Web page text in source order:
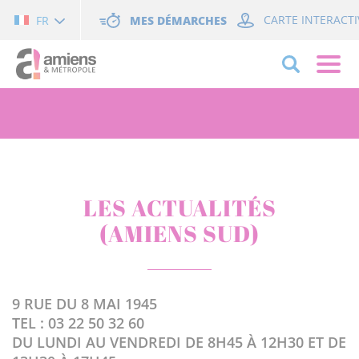
FR MES DÉMARCHES CARTE
LES ACTUALITÉS
(AMIENS SUD)
9 RUE DU 8 MAI 1945
TEL : 03 22 50 32 60
DU LUNDI AU VENDREDI DE 8H45 À 12H30 ET DE